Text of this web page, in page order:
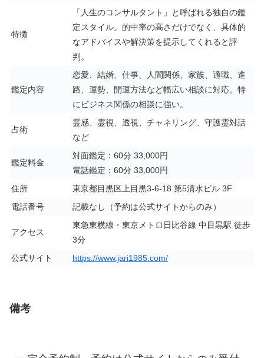
特徴
「人生のコンサルタント」と呼ばれる独自の鑑
定スタイル。的中率の高さだけでなく、具体的
なアドバイスや解決策を提示してくれると評
判。
鑑定内容
恋愛、結婚、仕事、人間関係、家族、適職、進
路、運勢、開運方法など幅広い相談に対応。特
にビジネス関係の相談に強い。
占術
霊感、霊視、透視、チャネリング、守護霊対話
など
鑑定料金
対面鑑定：60分 33,000円
電話鑑定：60分 33,000円
住所
東京都目黒区上目黒3-6-18 第5清水ビル 3F
電話番号
記載なし（予約は公式サイトからのみ）
アクセス
東急東横線・東京メトロ日比谷線 中目黒駅 徒歩
3分
公式サイト
https://www.jari1985.com/
備考